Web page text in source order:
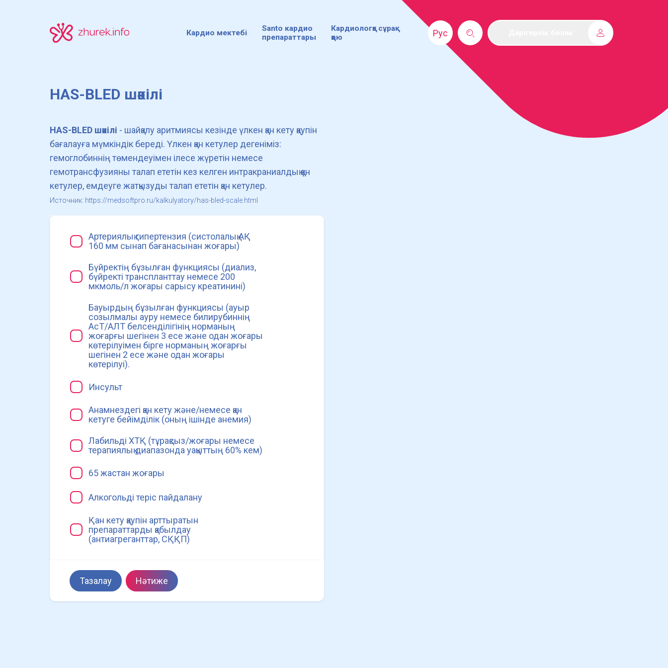
Кардио мектебі
Santo кардио
препараттары
Кардиологқа сұрақ
қою
Рус
HAS-BLED шәкілі
HAS-BLED шәкілі - шайқалу аритмиясы кезінде үлкен қан кету қаупін
бағалауға мүмкіндік береді. Үлкен қан кетулер дегеніміз:
гемоглобиннің төмендеуімен ілесе жүретін немесе
гемотрансфузияны талап ететін кез келген интракраниалдық қан
кетулер, емдеуге жатқызуды талап ететін қан кетулер.
Источник: https://medsoftpro.ru/kalkulyatory/has-bled-scale.html
Артериялық гипертензия (систолалық АҚ
160 мм сынап бағанасынан жоғары)
Бүйректің бұзылған функциясы (диализ,
бүйректі транспланттау немесе 200
мкмоль/л жоғары сарысу креатинині)
Бауырдың бұзылған функциясы (ауыр
созылмалы ауру немесе билирубиннің
АсТ/АЛТ белсенділігінің норманың
жоғарғы шегінен 3 есе және одан жоғары
көтерілуімен бірге норманың жоғарғы
шегінен 2 есе және одан жоғары
көтерілуі).
Инсульт
Анамнездегі қан кету және/немесе қан
кетуге бейімділік (оның ішінде анемия)
Лабильді ХТҚ (тұрақсыз/жоғары немесе
терапиялық диапазонда уақыттың 60% кем)
65 жастан жоғары
Алкогольді теріс пайдалану
Қан кету қаупін арттыратын
препараттарды қабылдау
(антиагреганттар, СҚҚП)
Тазалау Нәтиже